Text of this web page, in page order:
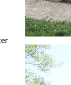
in Zuidhorn
& Hypotheken
& Zakelijk